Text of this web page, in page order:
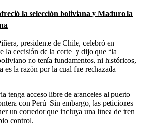
la selección boliviana y Maduro la
presidente de Chile, celebró en
la decisión de la corte y dijo que “la
no tenía fundamentos, ni históricos,
es la razón por la cual fue rechazada
tenga acceso libre de aranceles al puerto
con Perú. Sin embargo, las peticiones
un corredor que incluya una línea de tren
control.